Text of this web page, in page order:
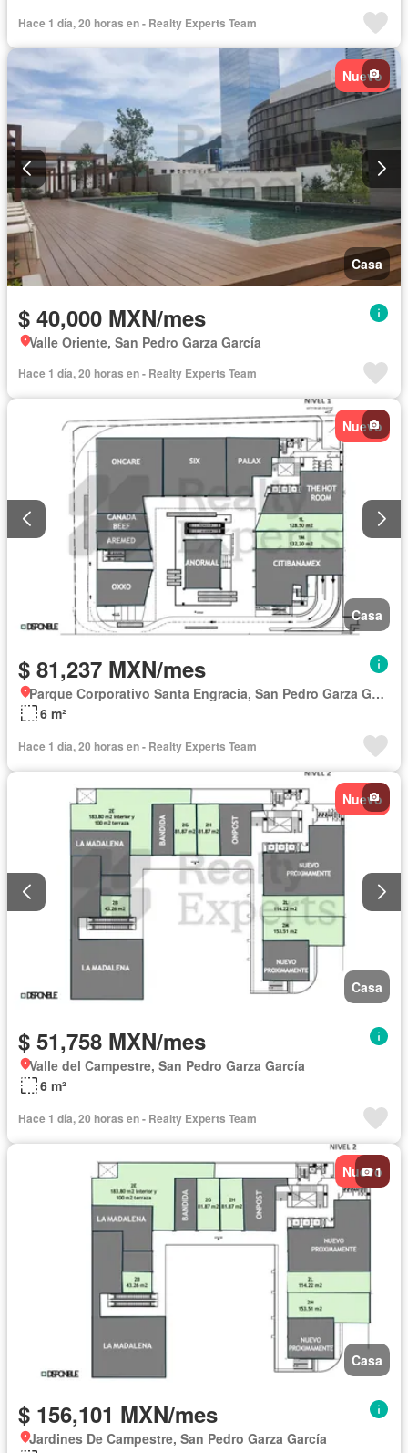
Hace 1 día, 20 horas en - Realty Experts Team
Nuevo
Casa
$ 40,000 MXN/mes
Valle Oriente, San Pedro Garza García
Hace 1 día, 20 horas en - Realty Experts Team
Nuevo
Casa
$ 81,237 MXN/mes
Parque Corporativo Santa Engracia, San Pedro Garza García
6 m²
Hace 1 día, 20 horas en - Realty Experts Team
Nuevo
Casa
$ 51,758 MXN/mes
Valle del Campestre, San Pedro Garza García
6 m²
Hace 1 día, 20 horas en - Realty Experts Team
Nuevo
Casa
1
$ 156,101 MXN/mes
Jardines De Campestre, San Pedro Garza García